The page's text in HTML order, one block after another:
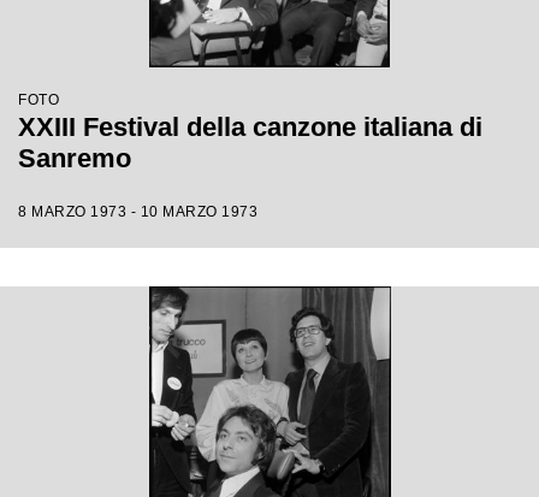
FOTO
XXIII Festival della canzone italiana di
Sanremo
8 MARZO 1973 - 10 MARZO 1973